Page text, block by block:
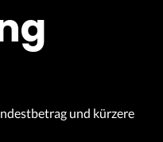
und kürzere